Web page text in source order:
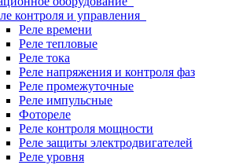
контроля и управления
Реле времени
Реле тепловые
Реле тока
Реле напряжения и контроля фаз
Реле промежуточные
Реле импульсные
Фотореле
Реле контроля мощности
Реле защиты электродвигателей
Реле уровня